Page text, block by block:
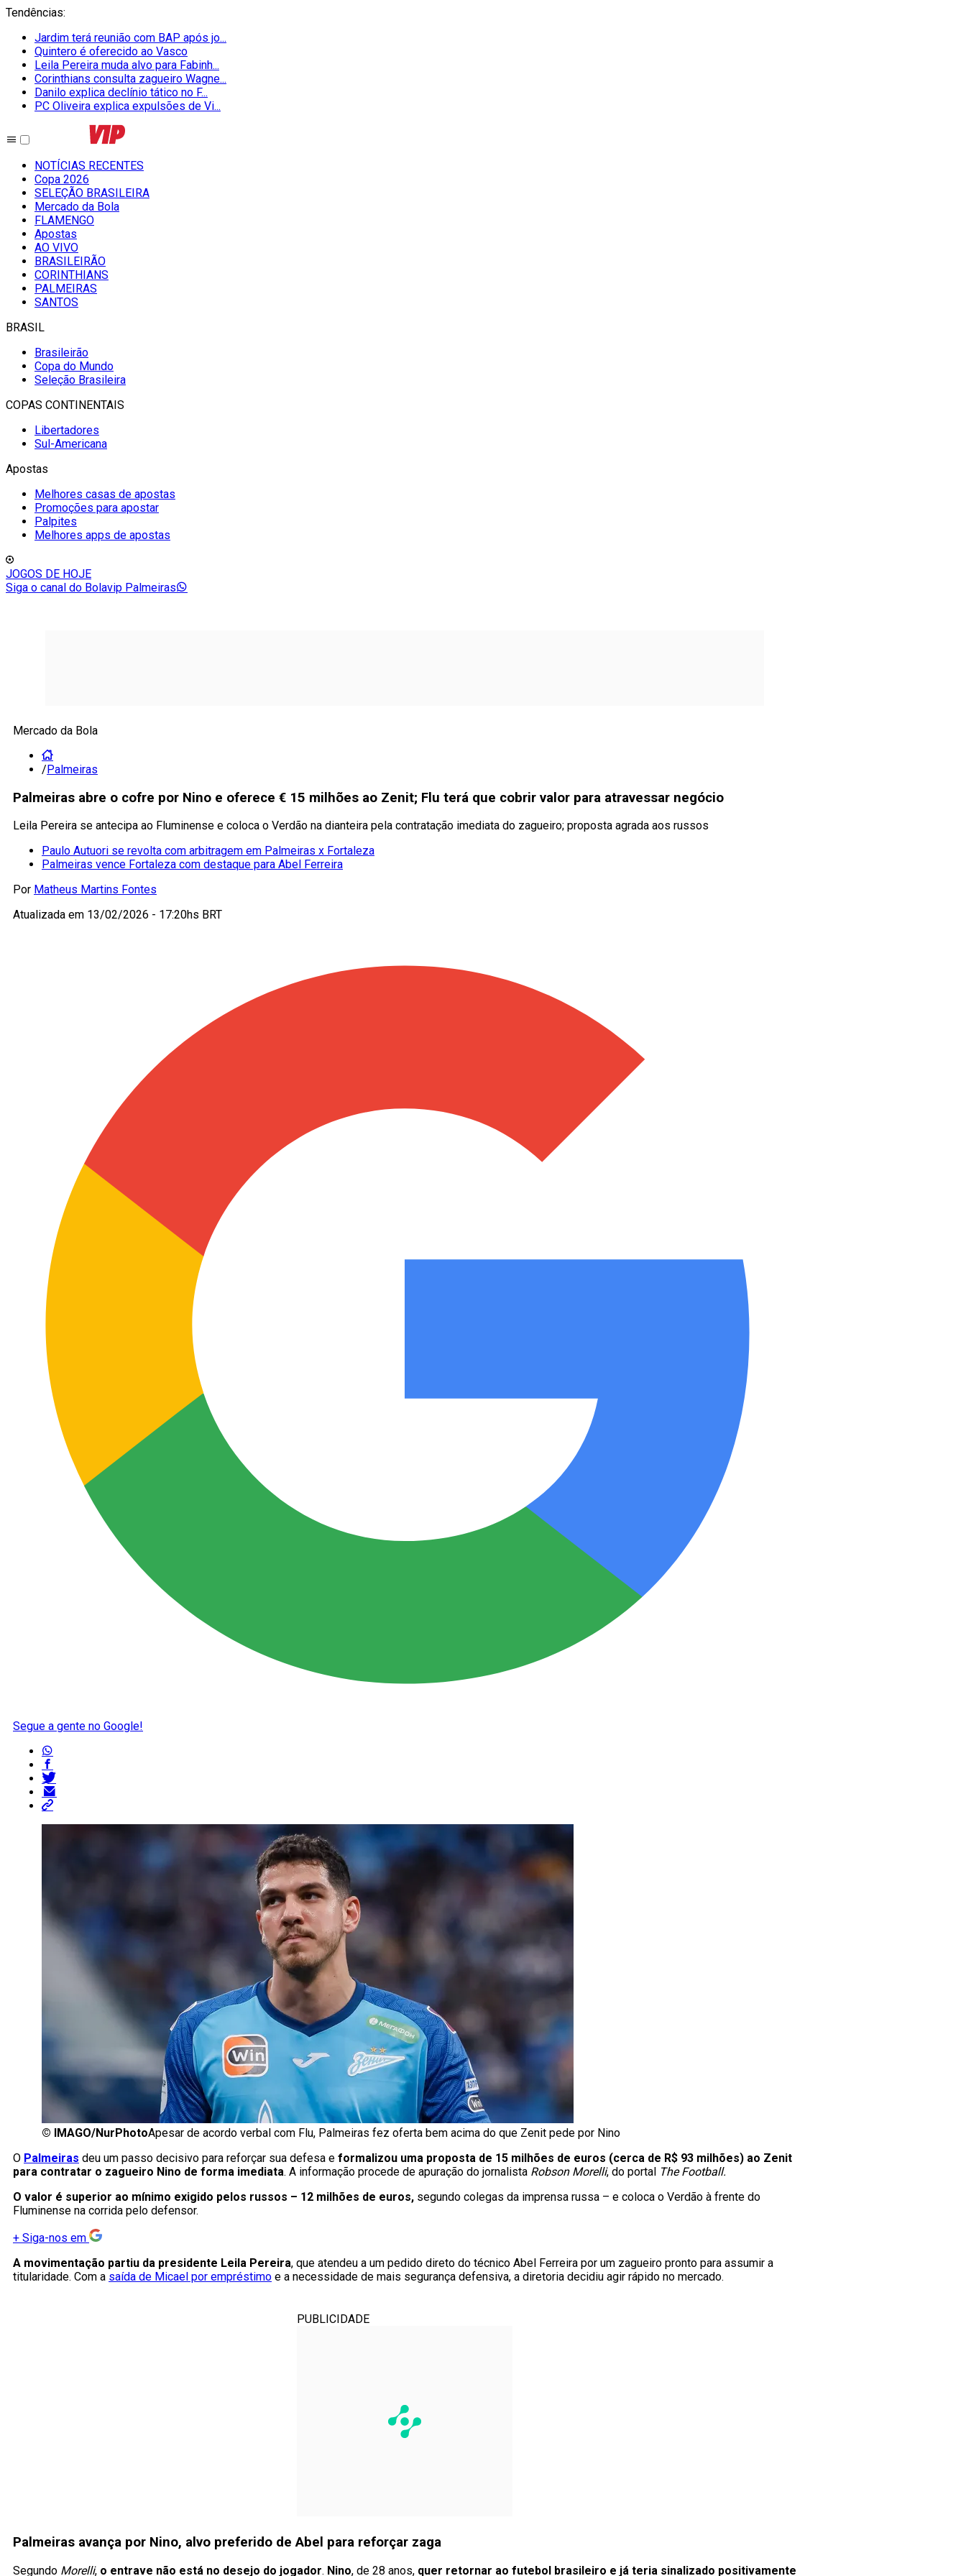
Tendências:
Jardim terá reunião com BAP após jo...
Quintero é oferecido ao Vasco
Leila Pereira muda alvo para Fabinh...
Corinthians consulta zagueiro Wagne...
Danilo explica declínio tático no F...
PC Oliveira explica expulsões de Vi...
NOTÍCIAS RECENTES
Copa 2026
SELEÇÃO BRASILEIRA
Mercado da Bola
FLAMENGO
Apostas
AO VIVO
BRASILEIRÃO
CORINTHIANS
PALMEIRAS
SANTOS
BRASIL
Brasileirão
Copa do Mundo
Seleção Brasileira
COPAS CONTINENTAIS
Libertadores
Sul-Americana
Apostas
Melhores casas de apostas
Promoções para apostar
Palpites
Melhores apps de apostas
JOGOS DE HOJE
Siga o canal do Bolavip Palmeiras
Mercado da Bola
/Palmeiras
Palmeiras abre o cofre por Nino e oferece € 15 milhões ao Zenit; Flu terá que cobrir valor para atravessar negócio
Leila Pereira se antecipa ao Fluminense e coloca o Verdão na dianteira pela contratação imediata do zagueiro; proposta agrada aos russos
Paulo Autuori se revolta com arbitragem em Palmeiras x Fortaleza
Palmeiras vence Fortaleza com destaque para Abel Ferreira
Por Matheus Martins Fontes
Atualizada em 13/02/2026 - 17:20hs BRT
Segue a gente no Google!
© IMAGO/NurPhotoApesar de acordo verbal com Flu, Palmeiras fez oferta bem acima do que Zenit pede por Nino
O Palmeiras deu um passo decisivo para reforçar sua defesa e formalizou uma proposta de 15 milhões de euros (cerca de R$ 93 milhões) ao Zenit
para contratar o zagueiro Nino de forma imediata. A informação procede de apuração do jornalista Robson Morelli, do portal The Football.
O valor é superior ao mínimo exigido pelos russos – 12 milhões de euros, segundo colegas da imprensa russa – e coloca o Verdão à frente do
Fluminense na corrida pelo defensor.
+ Siga-nos em
A movimentação partiu da presidente Leila Pereira, que atendeu a um pedido direto do técnico Abel Ferreira por um zagueiro pronto para assumir a
titularidade. Com a saída de Micael por empréstimo e a necessidade de mais segurança defensiva, a diretoria decidiu agir rápido no mercado.
PUBLICIDADE
Palmeiras avança por Nino, alvo preferido de Abel para reforçar zaga
Segundo Morelli, o entrave não está no desejo do jogador. Nino, de 28 anos, quer retornar ao futebol brasileiro e já teria sinalizado positivamente